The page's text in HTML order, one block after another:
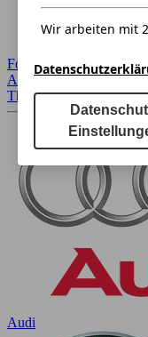
Forum Startseite
Alle Auto-Foren
Themen-Forum
Audi
Wir arbeiten mit